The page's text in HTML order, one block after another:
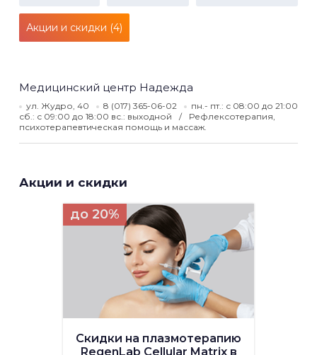
Акции и скидки (4)
Медицинский центр Надежда
ул. Жудро, 40 8 (017) 365-06-02
пн.- пт.: с 08:00 до 21:00
сб.: с 09:00 до 18:00 вс.: выходной
Рефлексотерапия,
психотерапевтическая помощь и массаж.
Акции и скидки
до 20%
Скидки на плазмотерапию
RegenLab Cellular Matrix в